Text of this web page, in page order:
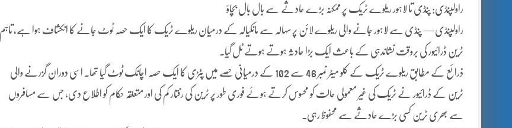
راولپنڈی: پنڈی تا لاہور ریلوے ٹریک پر ممکنہ بڑے حادثے سے بال بال بچاؤ
راولپنڈی — پنڈی سے لاہور جانے والی ریلوے لائن پر سہالہ سے مانکیالہ کے درمیان ریلوے ٹریک کا ایک حصہ ٹوٹ جانے کا انکشاف ہوا ہے، تاہم
ٹرین ڈرائیور کی بروقت نشاندہی کے باعث ایک بڑا حادثہ ہوتے ہوتے ٹل گیا۔
ذرائع کے مطابق ریلوے ٹریک کے کلو میٹر نمبر 46 سے 102 کے درمیانی حصے میں پٹڑی کا ایک حصہ اچانک ٹوٹ گیا تھا۔ اسی دوران گزرنے والی
ٹرین کے ڈرائیور نے ٹریک کی غیر معمولی حالت کو محسوس کرتے ہوئے فوری طور پر ٹرین کی رفتار کم کی اور متعلقہ حکام کو اطلاع دی، جس سے مسافروں
سے بھری ٹرین کسی بڑے حادثے سے محفوظ رہی۔